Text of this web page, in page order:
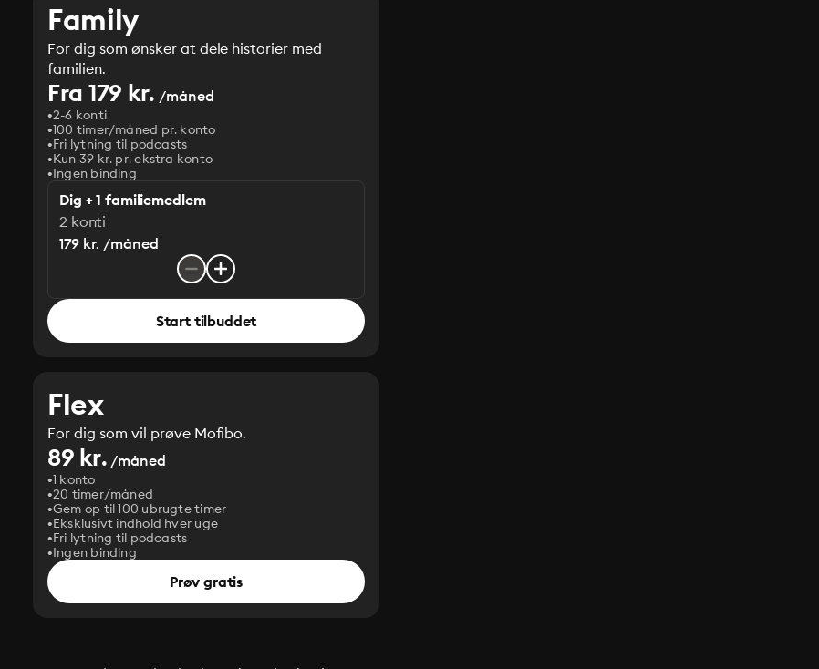
Family
For dig som ønsker at dele historier med
familien.
Fra 179 kr. /måned
2-6 konti
100 timer/måned pr. konto
Fri lytning til podcasts
Kun 39 kr. pr. ekstra konto
Ingen binding
Dig + 1 familiemedlem
2 konti
179 kr. /måned
Start tilbuddet
Flex
For dig som vil prøve Mofibo.
89 kr. /måned
1 konto
20 timer/måned
Gem op til 100 ubrugte timer
Eksklusivt indhold hver uge
Fri lytning til podcasts
Ingen binding
Prøv gratis